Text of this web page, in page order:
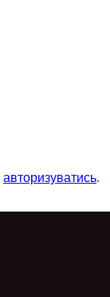
авторизуватись.